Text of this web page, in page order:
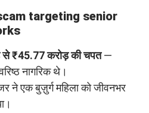
targeting senior
से ₹45.77 करोड़ की चपत—
नागरिक थे।
ने एक बुज़ुर्ग महिला को जीवनभर